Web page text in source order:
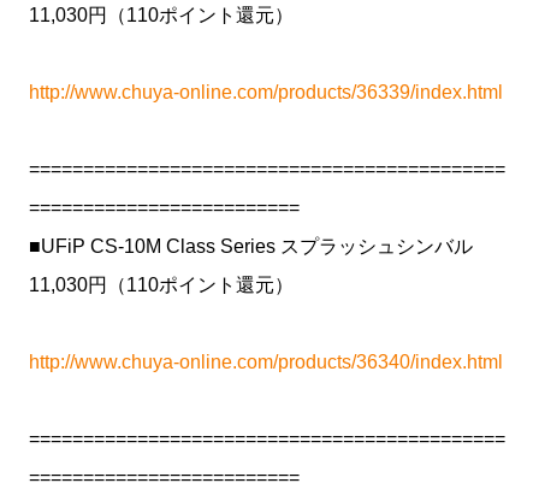
11,030円（110ポイント還元）
http://www.chuya-online.com/products/36339/index.html
============================================
=========================
■UFiP CS-10M Class Series スプラッシュシンバル
11,030円（110ポイント還元）
http://www.chuya-online.com/products/36340/index.html
============================================
=========================